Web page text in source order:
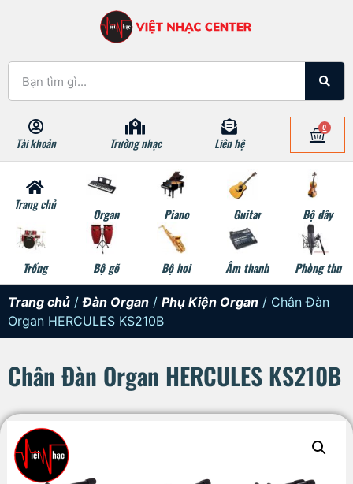
Tài khoản Trường nhạc Liên hệ
0
Trang chủ
Organ Piano Guitar Bộ dây
Trống Bộ gõ Bộ hơi Âm thanh Phòng thu
Trang chủ /Đàn Organ / Phụ Kiện Organ / Chân Đàn
Organ HERCULES KS210B
Chân Đàn Organ HERCULES KS210B